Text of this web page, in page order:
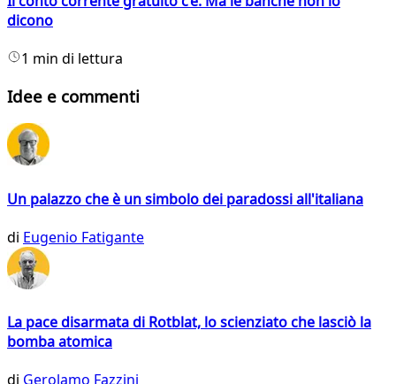
dicono
1 min di lettura
Idee e commenti
Un palazzo che è un simbolo dei paradossi all'italiana
di Eugenio Fatigante
La pace disarmata di Rotblat, lo scienziato che lasciò la
bomba atomica
di Gerolamo Fazzini